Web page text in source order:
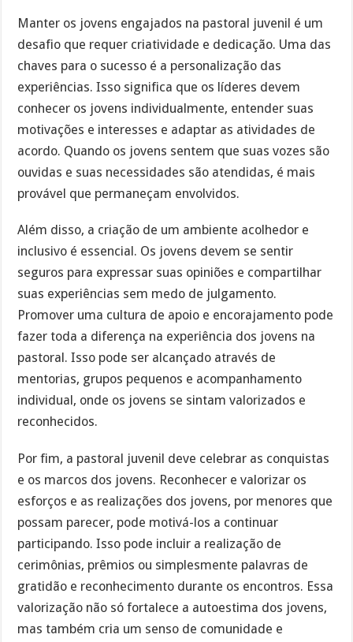
Manter os jovens engajados na pastoral juvenil é um
desafio que requer criatividade e dedicação. Uma das
chaves para o sucesso é a personalização das
experiências. Isso significa que os líderes devem
conhecer os jovens individualmente, entender suas
motivações e interesses e adaptar as atividades de
acordo. Quando os jovens sentem que suas vozes são
ouvidas e suas necessidades são atendidas, é mais
provável que permaneçam envolvidos.
Além disso, a criação de um ambiente acolhedor e
inclusivo é essencial. Os jovens devem se sentir
seguros para expressar suas opiniões e compartilhar
suas experiências sem medo de julgamento.
Promover uma cultura de apoio e encorajamento pode
fazer toda a diferença na experiência dos jovens na
pastoral. Isso pode ser alcançado através de
mentorias, grupos pequenos e acompanhamento
individual, onde os jovens se sintam valorizados e
reconhecidos.
Por fim, a pastoral juvenil deve celebrar as conquistas
e os marcos dos jovens. Reconhecer e valorizar os
esforços e as realizações dos jovens, por menores que
possam parecer, pode motivá-los a continuar
participando. Isso pode incluir a realização de
cerimônias, prêmios ou simplesmente palavras de
gratidão e reconhecimento durante os encontros. Essa
valorização não só fortalece a autoestima dos jovens,
mas também cria um senso de comunidade e